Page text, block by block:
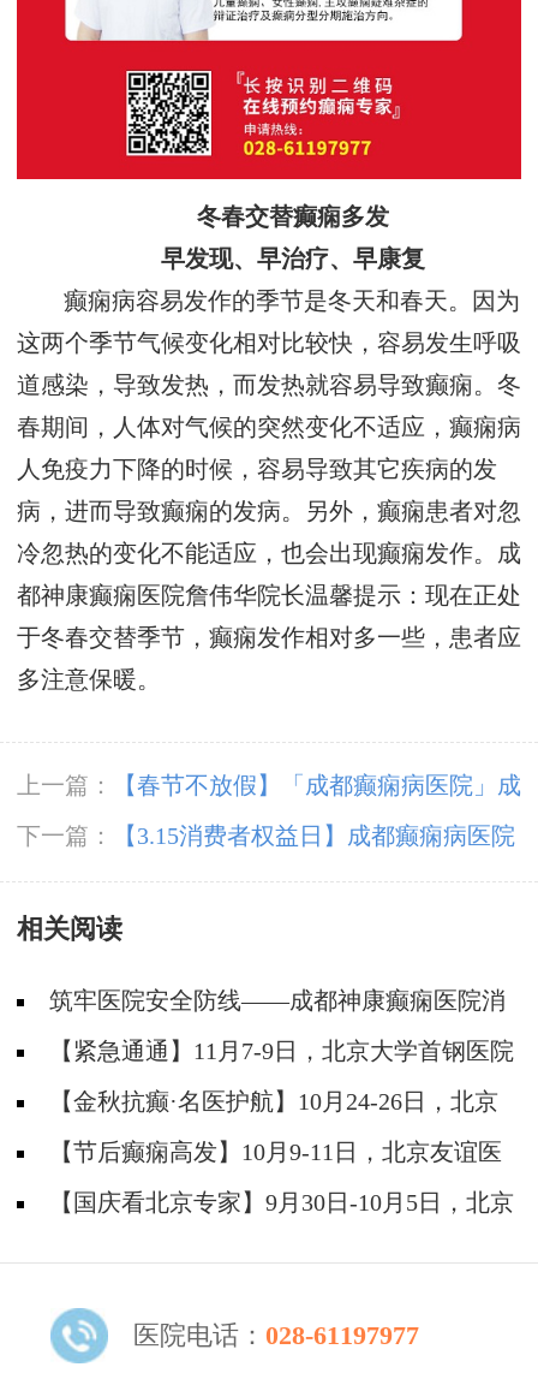
冬春交替癫痫多发
早发现、早治疗、早康复
癫痫病容易发作的季节是冬天和春天。因为
这两个季节气候变化相对比较快，容易发生呼吸
道感染，导致发热，而发热就容易导致癫痫。冬
春期间，人体对气候的突然变化不适应，癫痫病
人免疫力下降的时候，容易导致其它疾病的发
病，进而导致癫痫的发病。另外，癫痫患者对忽
冷忽热的变化不能适应，也会出现癫痫发作。成
都神康癫痫医院詹伟华院长温馨提示：现在正处
于冬春交替季节，癫痫发作相对多一些，患者应
多注意保暖。
上一篇：
【春节不放假】「成都癫痫病医院」成
都神康癫痫医院春节期间正常接诊，温暖坚守只
为守护您的健康！
下一篇：
【3.15消费者权益日】成都癫痫病医院
严把医疗质量关，坚守诚信医疗
相关阅读
筑牢医院安全防线——成都神康癫痫医院消
防安全培训纪实
【紧急通通】11月7-9日，北京大学首钢医院
神经内科胡颖教授亲临成都会诊，破解癫痫疑难
【金秋抗癫·名医护航】10月24-26日，北京
大学首钢医院神经内科主任高伟教授亲临成都会
诊，速约！
【节后癫痫高发】10月9-11日，北京友谊医
院陈葵博士免费会诊+治疗援助，破解癫痫难
【国庆看北京专家】9月30日-10月5日，北京
助，速约！
医院电话： 028-61197977